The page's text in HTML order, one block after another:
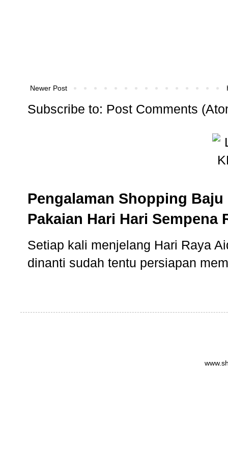
Newer Post
Subscribe to: Post Comments
Pengalaman Shopping
Pakaian Hari Hari Sempena
Setiap kali menjelang Hari Raya
dinanti sudah tentu persiapan